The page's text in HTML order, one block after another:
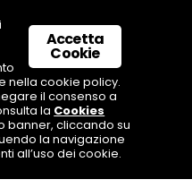
Accetta
Cookie
nella cookie policy.
il consenso a
la Cookies
banner, cliccando su
la navigazione
all’uso dei cookie.